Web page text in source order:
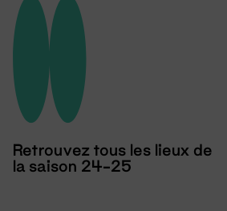
Retrouvez tous les lieux de
la saison 24-25